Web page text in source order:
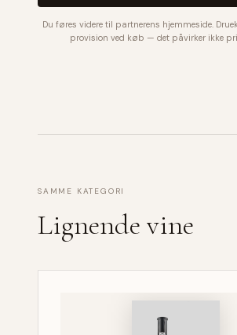
Du føres videre til partnerens hjemmeside.
provision ved køb — det påvirker ikke
SAMME KATEGORI
Lignende vine